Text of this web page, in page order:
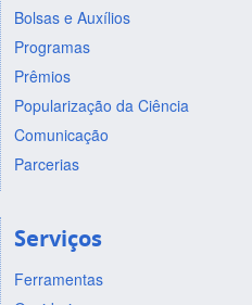
Bolsas e Auxílios
Programas
Prêmios
Popularização da Ciência
Comunicação
Parcerias
Serviços
Ferramentas